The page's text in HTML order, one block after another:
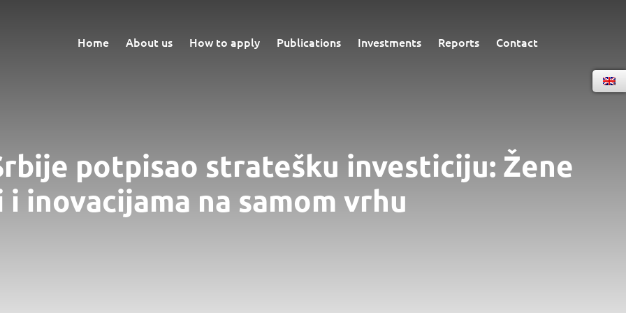
Home About us How to apply Publications Investments Reports Contact
potpisao stratešku investiciju: Žene
i inovacijama na samom vrhu